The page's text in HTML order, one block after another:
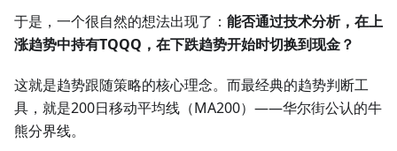
于是，一个很自然的想法出现了： 能否通过技术分析，在上
涨趋势中持有TQQQ，在下跌趋势开始时切换到现金？
这就是趋势跟随策略的核心理念。而最经典的趋势判断工
具，就是200日移动平均线（MA200）——华尔街公认的牛
熊分界线。